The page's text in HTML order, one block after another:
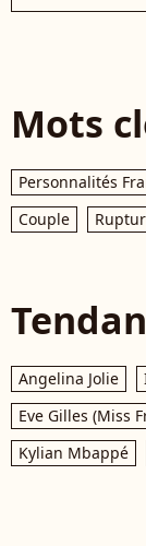
Mots
Personnalités
Couple
Angelina Jolie
Eve Gilles (Miss
Kylian Mbappé